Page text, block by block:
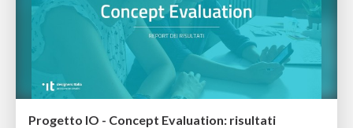
Progetto IO - Concept Evaluation: risultati